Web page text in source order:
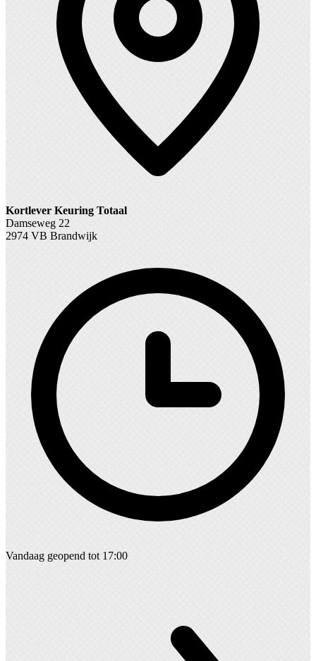
Kortlever Keuring Totaal
Damseweg 22
2974 VB Brandwijk
Vandaag geopend tot 17:00